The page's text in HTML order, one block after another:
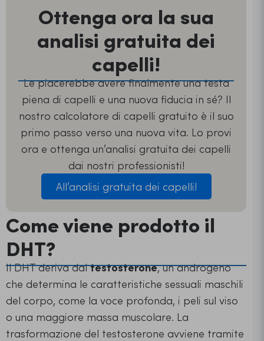
Ottenga ora la sua
analisi gratuita dei
capelli!
Le piacerebbe avere finalmente una testa
piena di capelli e una nuova fiducia in sé? Il
nostro calcolatore di capelli gratuito è il suo
primo passo verso una nuova vita. Lo provi
ora e ottenga un’analisi gratuita dei capelli
dai nostri professionisti!
All’analisi gratuita dei capelli!
Come viene prodotto il
DHT?
Il DHT deriva daltestosterone, un androgeno
che determina le caratteristiche sessuali maschili
del corpo, come la voce profonda, i peli sul viso
o una maggiore massa muscolare. La
trasformazione del testosterone avviene tramite